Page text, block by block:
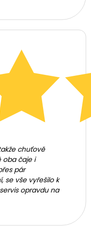
chuťově
oba čaje i
pár
se vše vyřešilo k
opravdu na